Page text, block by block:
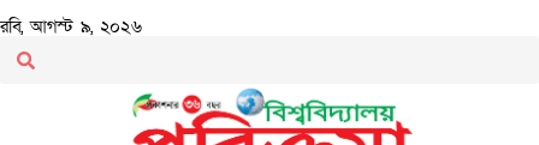
রবি, আগস্ট ৯, ২০২৬